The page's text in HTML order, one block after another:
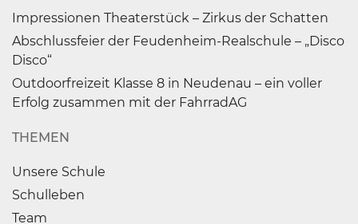
Impressionen Theaterstück – Zirkus der Schatten
Abschlussfeier der Feudenheim-Realschule – „Disco
Disco“
Outdoorfreizeit Klasse 8 in Neudenau – ein voller
Erfolg zusammen mit der FahrradAG
THEMEN
Unsere Schule
Schulleben
Team